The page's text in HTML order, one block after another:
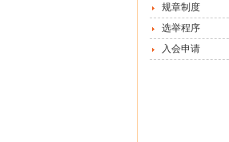
规章制度
选举程序
入会申请